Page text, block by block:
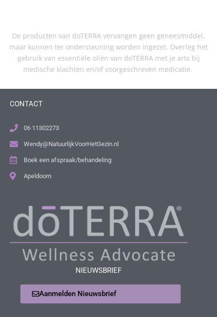
De producten van doTERRA vervangen geen geneesmiddel,
maar kunnen ter ondersteuning worden ingezet. Overleg het
gebruik van essentiële oliën van doTERRA met je arts bij
medische klachten en/of voorgeschreven medicatie.
CONTACT
06 11302273
Wendy@NatuurlijkVoorHetGezin.nl
Boek een afspraak/behandeling
Apeldoorn
NIEUWSBRIEF
Aanmelden Nieuwsbrief